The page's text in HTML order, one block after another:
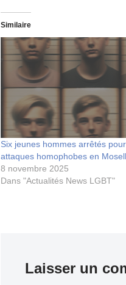
Similaire
Six jeunes hommes arrêtés
attaques homophobes en
8 novembre 2025
Dans "Actualités News LGBT"
Laisser un